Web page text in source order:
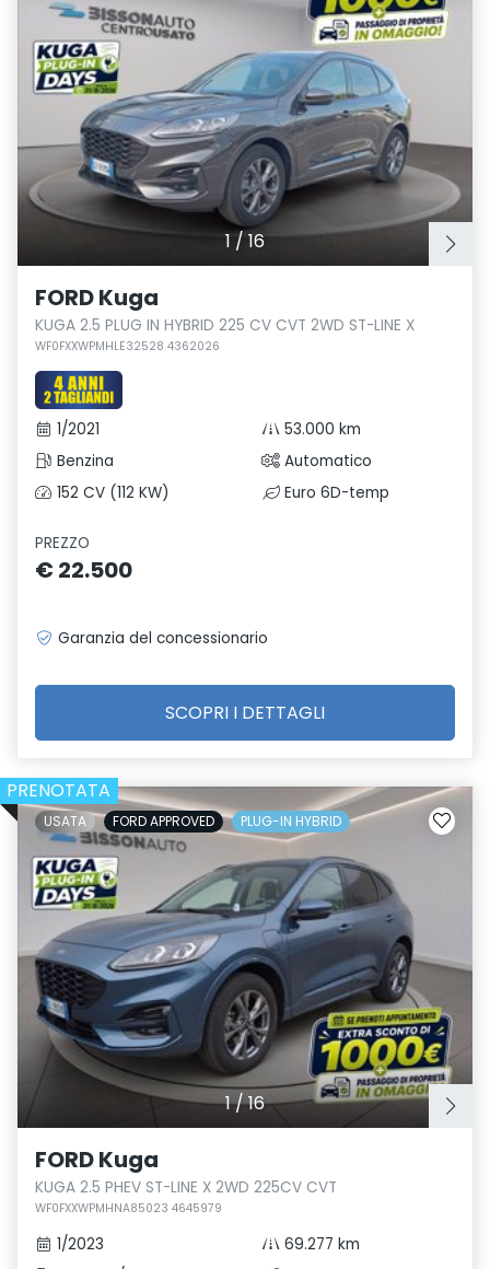
1 / 16
FORD Kuga
KUGA 2.5 PLUG IN HYBRID 225 CV CVT 2WD ST-LINE X
WF0FXXWPMHLE32528 4362026
1/2021
53.000 km
Benzina
Automatico
152 CV (112 KW)
Euro 6D-temp
PREZZO
€ 22.500
Garanzia del concessionario
SCOPRI I DETTAGLI
PRENOTATA
1/16
USATA FORD APPROVED PLUG-IN HYBRID
FORD Kuga
KUGA 2.5 PHEV ST-LINE X 2WD 225CV CVT
WF0FXXWPMHNA85023 4645979
1/2023
69.277 km